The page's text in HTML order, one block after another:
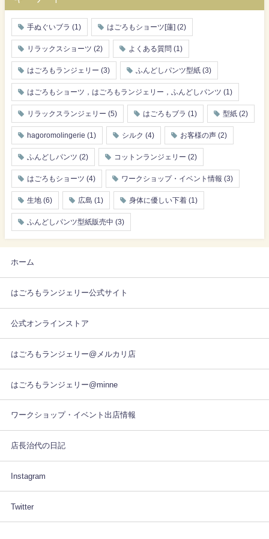
手ぬぐいブラ (1) はごろもショーツ[蓮] (2)
リラックスショーツ (2) よくある質問 (1)
はごろもランジェリー (3) ふんどしパンツ型紙 (3)
はごろもショーツ，はごろもランジェリー，ふんどしパンツ (1)
リラックスランジェリー (5) はごろもブラ (1) 型紙 (2)
hagoromolingerie (1) シルク (4) お客様の声 (2)
ふんどしパンツ (2) コットンランジェリー (2)
はごろもショーツ (4) ワークショップ・イベント情報 (3)
生地 (6) 広島 (1) 身体に優しい下着 (1)
ふんどしパンツ型紙販売中 (3)
ホーム
はごろもランジェリー公式サイト
公式オンラインストア
はごろもランジェリー@メルカリ店
はごろもランジェリー@minne
ワークショップ・イベント出店情報
店長治代の日記
Instagram
Twitter